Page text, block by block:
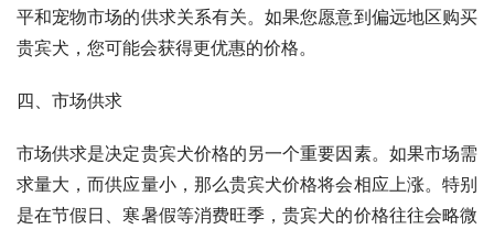
平和宠物市场的供求关系有关。如果您愿意到偏远地区购买
贵宾犬，您可能会获得更优惠的价格。
四、市场供求
市场供求是决定贵宾犬价格的另一个重要因素。如果市场需
求量大，而供应量小，那么贵宾犬价格将会相应上涨。特别
是在节假日、寒暑假等消费旺季，贵宾犬的价格往往会略微